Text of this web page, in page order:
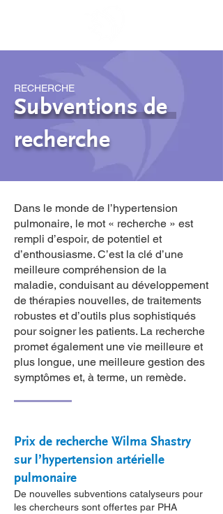
RECHERCHE
Subventions de
recherche
Dans le monde de l’hypertension
pulmonaire, le mot « recherche » est
rempli d’espoir, de potentiel et
d’enthousiasme. C’est la clé d’une
meilleure compréhension de la
maladie, conduisant au développement
de thérapies nouvelles, de traitements
robustes et d’outils plus sophistiqués
pour soigner les patients. La recherche
promet également une vie meilleure et
plus longue, une meilleure gestion des
symptômes et, à terme, un remède.​
Prix de recherche Wilma Shastry
sur l’hypertension artérielle
pulmonaire
De nouvelles subventions catalyseurs pour
les chercheurs sont offertes par PHA